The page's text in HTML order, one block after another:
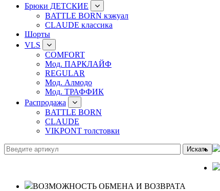
Брюки ДЕТСКИЕ
BATTLE BORN кэжуал
CLAUDE классика
Шорты
VLS
COMFORT
Мод. ПАРКЛАЙФ
REGULAR
Мод. Алмодо
Мод. ТРАФФИК
Распродажа
BATTLE BORN
CLAUDE
VIKPONT толстовки
ВОЗМОЖНОСТЬ ОБМЕНА И ВОЗВРАТА